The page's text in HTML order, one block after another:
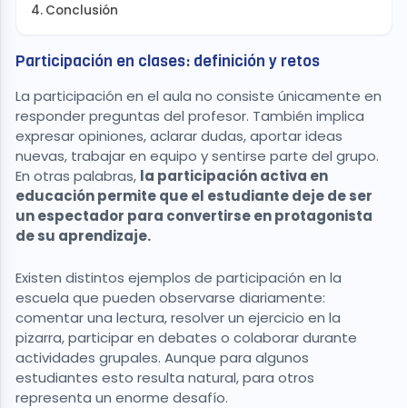
Conclusión
Participación en clases: definición y retos
La participación en el aula no consiste únicamente en
responder preguntas del profesor. También implica
expresar opiniones, aclarar dudas, aportar ideas
nuevas, trabajar en equipo y sentirse parte del grupo.
En otras palabras, la participación activa en
educación permite que el estudiante deje de ser
un espectador para convertirse en protagonista
de su aprendizaje.
Existen distintos ejemplos de participación en la
escuela que pueden observarse diariamente:
comentar una lectura, resolver un ejercicio en la
pizarra, participar en debates o colaborar durante
actividades grupales. Aunque para algunos
estudiantes esto resulta natural, para otros
representa un enorme desafío.